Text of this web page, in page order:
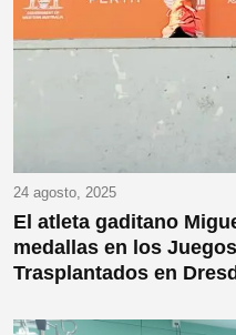
24 agosto, 2025
El atleta gaditano
medallas en los
Trasplantados en